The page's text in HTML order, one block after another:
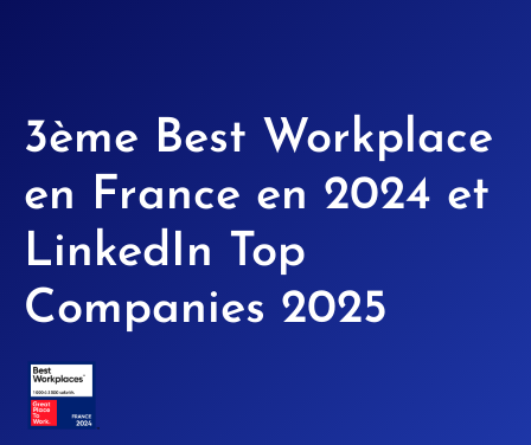
3ème Best Workplace
en France en 2024 et
LinkedIn Top
Companies 2025